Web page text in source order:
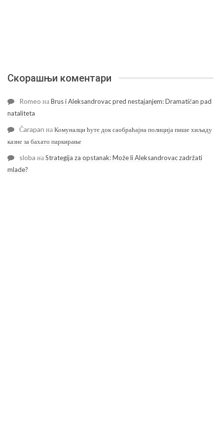
Скорашњи коментари
Romeo наBrus i Aleksandrovac pred nestajanjem: Dramatičan pad
nataliteta
Čarapan наКомуналци ћуте док саобраћајна полиција пише хиљаду
казне за бахато паркирање
sloba наStrategija za opstanak: Može li Aleksandrovac zadržati
mlade?